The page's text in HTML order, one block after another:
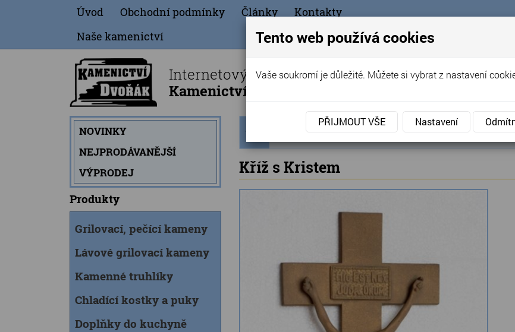
Úvod Obchodní podmínky Články
Kontakty
Naše kamenictví
Internetový obchod
Kamenictví Dvořák - Telč
NOVINKY
NEJPRODÁVANĚJŠÍ
VÝPRODEJ
Produkty
Grilovací, pečící kameny
Lávové grilovací kameny
Kamenné truhlíky
Chladící kostky a puky
Doplňky do kuchyně
stránka
Výprodej » Kříž s Kristem
Kříž s Kristem
Tento web používá cookies
Vaše soukromí je důležité. Můžete si vybrat z nastavení
PŘIJMOUT VŠE Nastavení